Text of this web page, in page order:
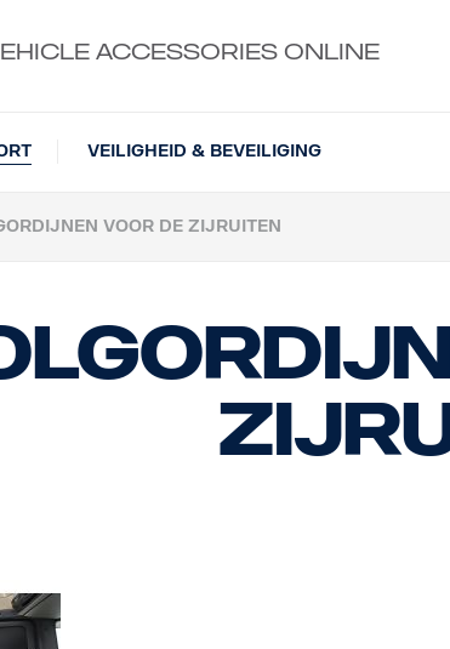
ACCESSORIES ONLINE
VEILIGHEID & BEVEILIGING
VOOR DE ZIJRUITEN